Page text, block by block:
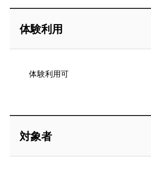
体験利用
体験利用可
対象者